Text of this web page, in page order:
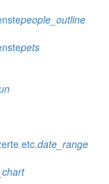
people_outline
pets
etc.date_range